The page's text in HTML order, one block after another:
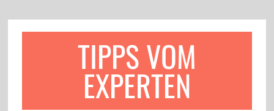
TIPPS VOM
EXPERTEN